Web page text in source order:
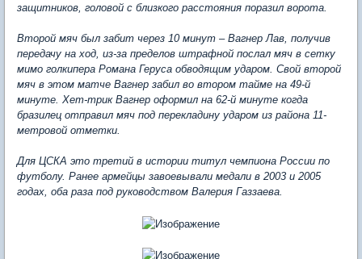
защитников, головой с близкого расстояния поразил ворота.
Второй мяч был забит через 10 минут – Вагнер Лав, получив
передачу на ход, из-за пределов штрафной послал мяч в сетку
мимо голкипера Романа Геруса обводящим ударом. Свой второй
мяч в этом матче Вагнер забил во втором тайме на 49-й
минуте. Хет-трик Вагнер оформил на 62-й минуте когда
бразилец отправил мяч под перекладину ударом из района 11-
метровой отметки.
Для ЦСКА это третий в истории титул чемпиона России по
футболу. Ранее армейцы завоевывали медали в 2003 и 2005
годах, оба раза под руководством Валерия Газзаева.